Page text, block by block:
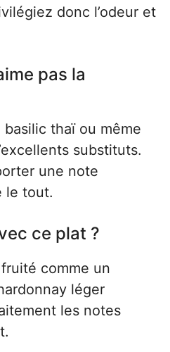
donc l’odeur et
pas la
thaï ou même
substituts.
une note
le tout.
ce plat ?
comme un
léger
les notes